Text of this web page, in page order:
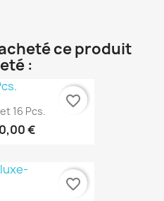
ce produit
:
16 Pcs.
€
favorite_border
favorite_border